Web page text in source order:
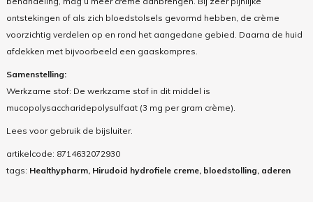
ontstekingen of als zich bloedstolsels gevormd hebben, de crème
voorzichtig verdelen op en rond het aangedane gebied. Daarna de huid
afdekken met bijvoorbeeld een gaaskompres.
Samenstelling:
Werkzame stof: De werkzame stof in dit middel is
mucopolysaccharidepolysulfaat (3 mg per gram crème).
Lees voor gebruik de bijsluiter.
artikelcode: 8714632072930
tags: Healthypharm, Hirudoid hydrofiele creme, bloedstolling, aderen